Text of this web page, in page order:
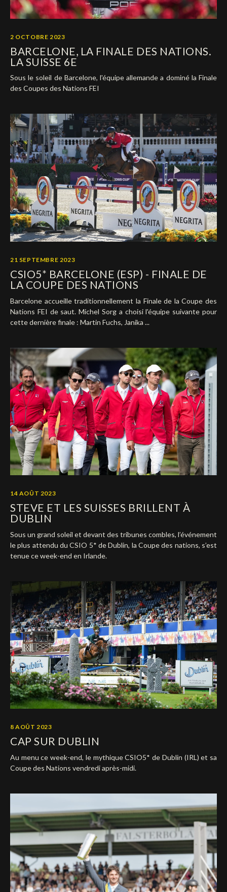
2 OCTOBRE 2023
BARCELONE, LA FINALE DES NATIONS.
LA SUISSE 6E
Sous le soleil de Barcelone, l'équipe allemande a dominé la Finale
des Coupes des Nations FEI
21 SEPTEMBRE 2023
CSIO5* BARCELONE (ESP) - FINALE DE
LA COUPE DES NATIONS
Barcelone accueille traditionnellement la Finale de la Coupe des
Nations FEI de saut. Michel Sorg a choisi l'équipe suivante pour
cette dernière finale : Martin Fuchs, Janika ...
14 AOÛT 2023
STEVE ET LES SUISSES BRILLENT À
DUBLIN
Sous un grand soleil et devant des tribunes combles, l’événement
le plus attendu du CSIO 5* de Dublin, la Coupe des nations, s’est
tenue ce week-end en Irlande.
8 AOÛT 2023
CAP SUR DUBLIN
Au menu ce week-end, le mythique CSIO5* de Dublin (IRL) et sa
Coupe des Nations vendredi après-midi.